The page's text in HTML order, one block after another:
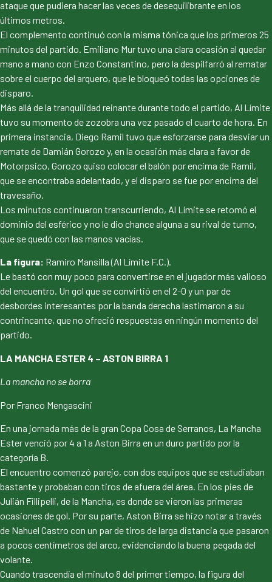
ataque que pudiera hacer las veces de desequilibrante en los
últimos metros.
El complemento continuó con la misma tónica que los primeros 25
minutos del partido. Emiliano Mur tuvo una clara ocasión al quedar
mano a mano con Enzo Constantino, pero la despilfarró al rematar
sobre el cuerpo del arquero, que le bloqueó todas las opciones de
disparo.
Más allá de la tranquilidad reinante durante todo el partido, Al Límite
tuvo su momento de zozobra una vez pasado el cuarto de hora. En
primera instancia, Diego Ramil tuvo que esforzarse para desviar un
remate de Damián Gorozo y, en la ocasión más clara a favor de
Motorpsico, Gorozo quiso colocar el balón por encima de Ramil,
que se encontraba adelantado, y el disparo se fue por encima del
travesaño.
Los minutos continuaron transcurriendo, Al Límite se retomó el
dominio del esférico y no le dio chance alguna a su rival de turno,
que se quedó con las manos vacías.
La figura: Ramiro Mansilla (Al Límite F.C.).
Le bastó con muy poco para convertirse en el jugador más valioso
del encuentro. Un gol que se convirtió en el 2-0 y un par de
desbordes interesantes por la banda derecha lastimaron a su
contrincante, que no ofreció respuestas en ningún momento del
partido.
LA MANCHA ESTER 4 – ASTON BIRRA 1
La mancha no se borra
Por Franco Mengascini
En una jornada más de la gran Copa Cosa de Serranos, La Mancha
Ester venció por 4 a 1 a Aston Birra en un duro partido por la
categoría B.
El encuentro comenzó parejo, con dos equipos que se estudiaban
bastante y probaban con tiros de afuera del área. En los pies de
Julián Fillipelli, de la Mancha, es donde se vieron las primeras
ocasiones de gol. Por su parte, Aston Birra se hizo notar a través
de Nahuel Castro con un par de tiros de larga distancia que pasaron
a pocos centímetros del arco, evidenciando la buena pegada del
volante.
Cuando trascendía el minuto 8 del primer tiempo, la figura del